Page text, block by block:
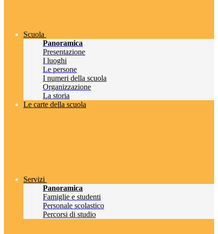
Scuola
Panoramica
Presentazione
I luoghi
Le persone
I numeri della scuola
Organizzazione
La storia
Le carte della scuola
Servizi
Panoramica
Famiglie e studenti
Personale scolastico
Percorsi di studio